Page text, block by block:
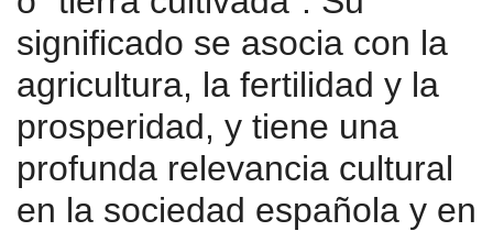
significado se asocia con la
agricultura, la fertilidad y la
prosperidad, y tiene una
profunda relevancia cultural
en la sociedad española y en